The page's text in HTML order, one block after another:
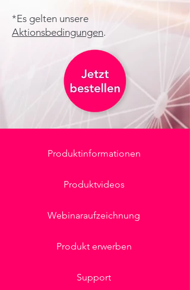
*Es gelten unsere
Aktionsbedingungen.
Produktinformationen
Produktvideos
Webinaraufzeichnung
Produkt erwerben
Support